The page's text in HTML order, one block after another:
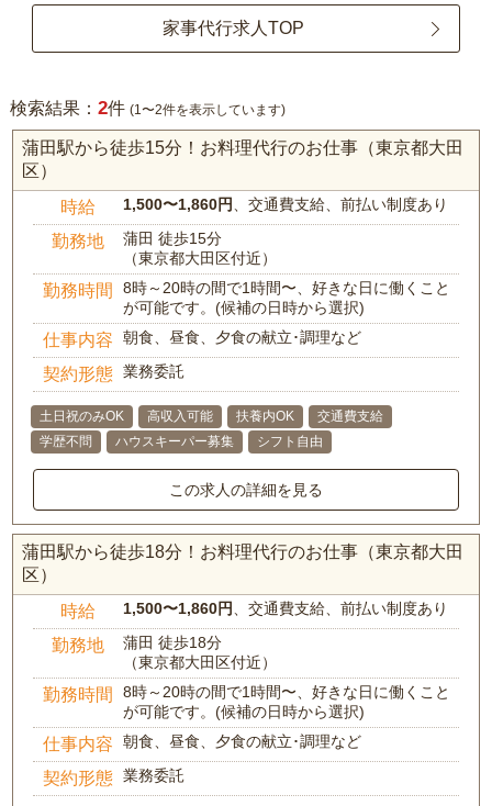
家事代行求人TOP
検索結果： 2件 (1〜2件を表示しています)
蒲田駅から徒歩15分！お料理代行のお仕事（東京都大田
区）
時給 1,500〜1,860円 、交通費支給、前払い制度あり
勤務地
蒲田 徒歩15分
（東京都大田区付近）
勤務時間
8時～20時の間で1時間〜、好きな日に働くこと
が可能です。(候補の日時から選択)
仕事内容 朝食、昼食、夕食の献立･調理など
契約形態 業務委託
土日祝のみOK 高収入可能 扶養内OK
交通費支給
学歴不問
ハウスキーパー募集 シフト自由
この求人の詳細を見る
蒲田駅から徒歩18分！お料理代行のお仕事（東京都大田
区）
時給 1,500〜1,860円 、交通費支給、前払い制度あり
勤務地
蒲田 徒歩18分
（東京都大田区付近）
勤務時間
8時～20時の間で1時間〜、好きな日に働くこと
が可能です。(候補の日時から選択)
仕事内容 朝食、昼食、夕食の献立･調理など
契約形態 業務委託